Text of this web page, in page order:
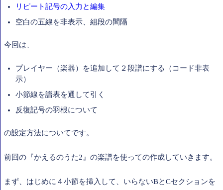
リピート記号の入力と編集
空白の五線を非表示、組段の間隔
今回は、
プレイヤー（楽器）を追加して２段譜にする（コード非表
示）
小節線を譜表を通して引く
反復記号の羽根について
の設定方法についてです。
前回の『かえるのうた2』の楽譜を使っての作成していきます。
まず、はじめに４小節を挿入して、いらないBとCセクションを